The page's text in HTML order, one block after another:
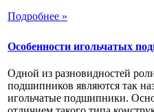
Подробнее »
Особенности игольчатых
Одной из разновидностей
подшипников являются так
игольчатые подшипники.